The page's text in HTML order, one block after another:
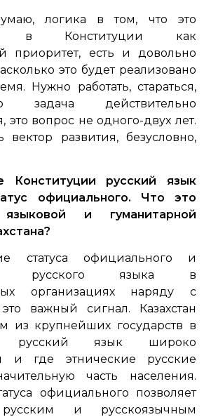
логика в том, что это
в Конституции как
приоритет, есть и довольно
это будет реализовано
Нужно работать, стараться,
задача действительно
это вопрос не одного-двух лет.
вектор развития, безусловно,
русский язык
официального. Что это
и гуманитарной
статуса официального и
русского языка в
организациях
наряду с
важный сигнал. Казахстан
из крупнейших государств в
язык широко
и где этнические русские
часть населения.
официального позволяет
и русскоязычным